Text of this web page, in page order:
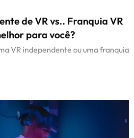
de VR vs.. Franquia VR
para você?
VR independente ou uma franquia